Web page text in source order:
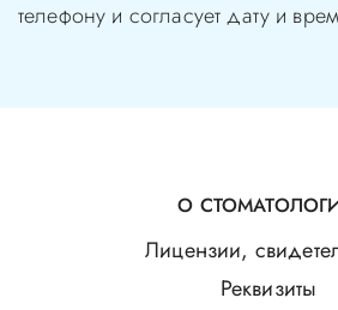
телефону и согласует дату и
О
Лицензии,
Реквизиты